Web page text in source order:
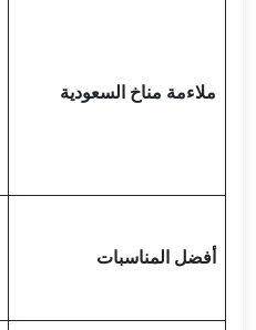
ملاءمة مناخ السعودية
أفضل المناسبات